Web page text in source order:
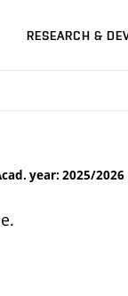
RESEARCH &
year: 2025/2026